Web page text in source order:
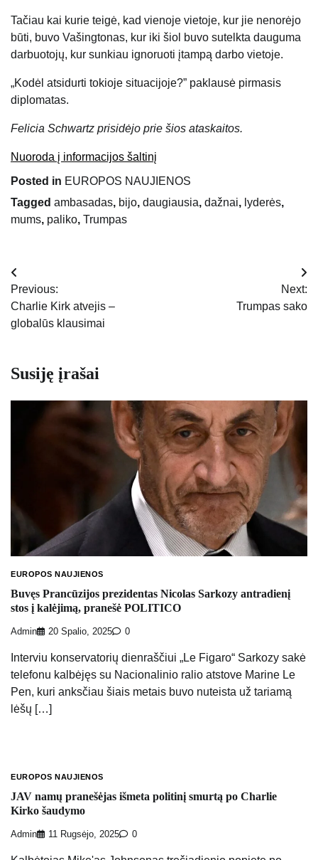
Tačiau kai kurie teigė, kad vienoje vietoje, kur jie nenorėjo
būti, buvo Vašingtonas, kur iki šiol buvo sutelkta dauguma
darbuotojų, kur sunkiau ignoruoti įtampą darbo vietoje.
„Kodėl atsidurti tokioje situacijoje?” paklausė pirmasis
diplomatas.
Felicia Schwartz prisidėjo prie šios ataskaitos.
Nuoroda į informacijos šaltinį
Posted in EUROPOS NAUJIENOS
Tagged ambasadas, bijo, daugiausia, dažnai, lyderės,
mums, paliko, Trumpas
Navigacija
tarp
įrašų
Previous:
Charlie Kirk atvejis –
globalūs klausimai
Next:
Trumpas sako
Susiję įrašai
EUROPOS NAUJIENOS
Buvęs Prancūzijos prezidentas Nicolas Sarkozy antradienį
stos į kalėjimą, pranešė POLITICO
Admin 20 Spalio, 2025 0
Interviu konservatorių dienraščiui „Le Figaro“ Sarkozy sakė
telefonu kalbėjęs su Nacionalinio ralio atstove Marine Le
Pen, kuri anksčiau šiais metais buvo nuteista už tariamą
lėšų […]
EUROPOS NAUJIENOS
JAV namų pranešėjas išmeta politinį smurtą po Charlie
Kirko šaudymo
Admin 11 Rugsėjo, 2025 0